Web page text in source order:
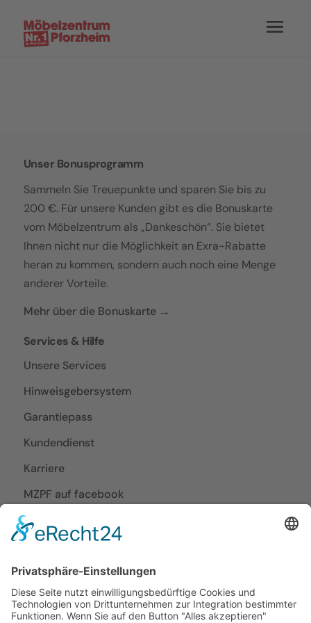
Unser Bonusprogramm
Sammeln Sie Treuepunkte und sparen Sie bis zu
200 €. Für unsere Kunden gibt es die Bonuskarte
vom Möbelzentrum als „Dankeschön“. Sie bietet
Ihnen nicht nur die Möglichkeit an Exra-Rabatte
heran zu kommen, sondern auch noch eine Menge
anderer Vorteile.
Mehr über die Bonuskarte →
Services & Hilfe
Unsere Services
Hinweisgebersystem
Garantiepass
Kundendienst
Karriere
MZPF auf facebook
MZPF auf Instagram
Küchen-Ideen
Küchenplanung vor Ort